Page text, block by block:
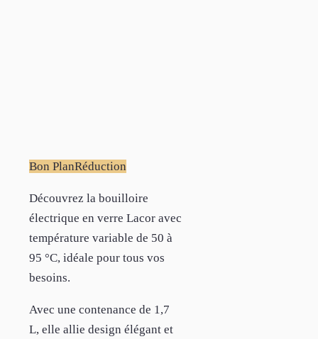
Bon PlanRéduction
Découvrez la bouilloire
électrique en verre Lacor avec
température variable de 50 à
95 °C, idéale pour tous vos
besoins.
Avec une contenance de 1,7
L, elle allie design élégant et